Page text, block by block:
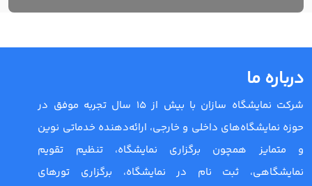
درباره ما
شرکت نمایشگاه سازان با بیش از 15 سال تجربه موفق در
حوزه نمایشگاه‌های داخلی و خارجی، ارائه‌دهنده خدماتی نوین
و متمایز همچون برگزاری نمایشگاه، تنظیم تقویم
نمایشگاهی، ثبت نام در نمایشگاه، برگزاری تورهای